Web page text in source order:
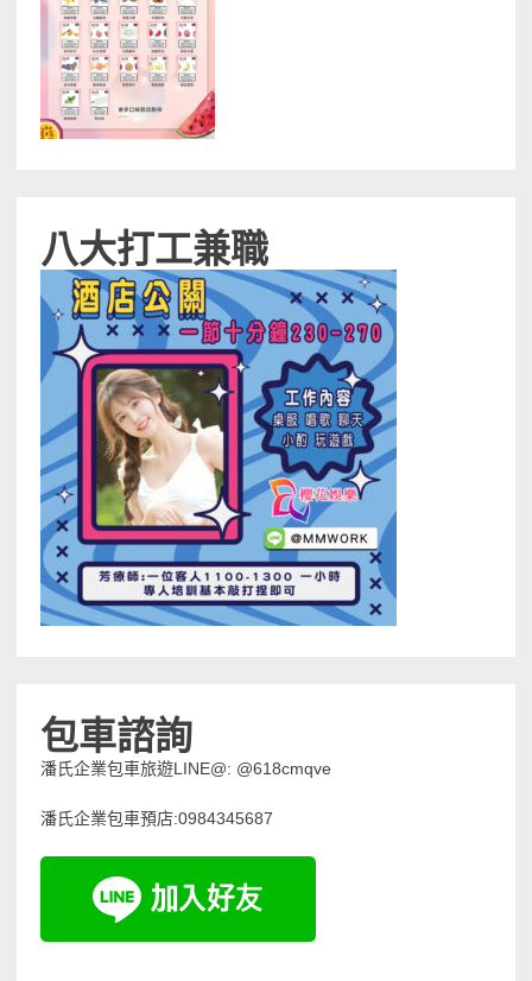
八大打工兼職
包車諮詢
潘氏企業包車旅遊LINE@: @618cmqve
潘氏企業包車預店:0984345687